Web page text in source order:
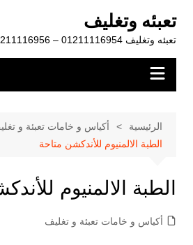
المحتوى
تعبئه وتغليف
تعبئه وتغليف 01211116954 – 01211116956 – 01211116958
الرئيسية
أكياس و خامات تعبئة و
الطبة الالمنيوم للأندكشن متاحة
الطبة الالمنيوم
أكياس و خامات تعبئة و تغليف